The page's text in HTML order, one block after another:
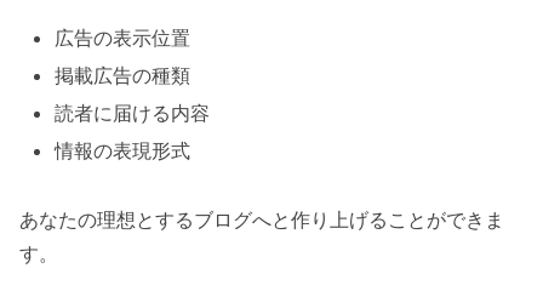
広告の表示位置
掲載広告の種類
読者に届ける内容
情報の表現形式
あなたの理想とするブログへと作り上げることができま
す。